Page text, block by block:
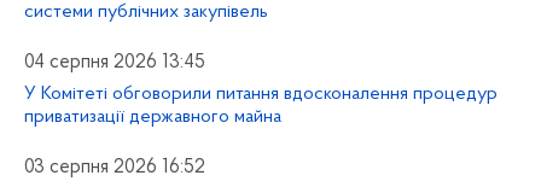
системи публічних закупівель
04 серпня 2026 13:45
У Комітеті обговорили питання вдосконалення процедур
приватизації державного майна
03 серпня 2026 16:52